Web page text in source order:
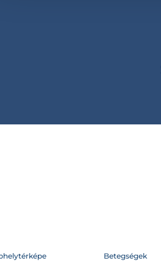
Betegségek